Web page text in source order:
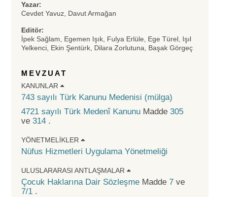
Yazar:
Cevdet Yavuz, Davut Armağan
Editör:
İpek Sağlam, Egemen Işık, Fulya Erlüle, Ege Türel, Işıl
Yelkenci, Ekin Şentürk, Dilara Zorlutuna, Başak Görgeç
MEVZUAT
KANUNLAR
743 sayılı Türk Kanunu Medenisi (mülga)
4721 sayılı Türk Medenî Kanunu Madde 305
ve 314 .
YÖNETMELIKLER
Nüfus Hizmetleri Uygulama Yönetmeliği
ULUSLARARASI ANTLAŞMALAR
Çocuk Haklarına Dair Sözleşme Madde 7 ve
7/1 .